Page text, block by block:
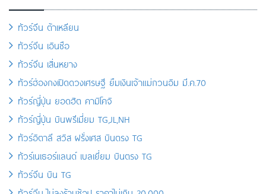
ทัวร์จีน ต้าเหลียน
ทัวร์จีน เอินซือ
ทัวร์จีน เสิ่นหยาง
ทัวร์ฮ่องกงเปิดดวงเศรษฐี ยืมเงินเจ้าแม่กวนอิม มี.ค.70
ทัวร์ญี่ปุ่น ยอดฮิต คามิโคจิ
ทัวร์ญี่ปุ่น บินพรีเมี่ยม TG,JL,NH
ทัวร์อิตาลี สวิส ฝรั่งเศส บินตรง TG
ทัวร์เนเธอร์แลนด์ เบลเยี่ยม บินตรง TG
ทัวร์จีน บิน TG